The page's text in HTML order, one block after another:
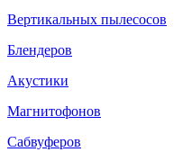
Вертикальных пылесосов
Блендеров
Акустики
Магнитофонов
Сабвуферов